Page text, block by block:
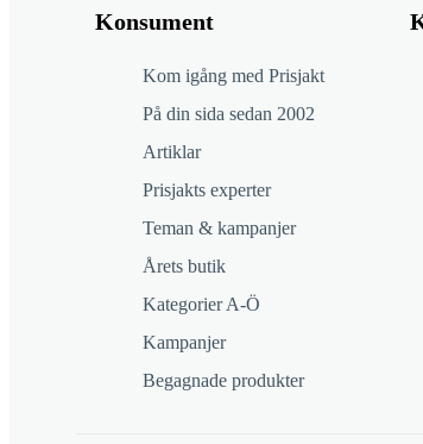
Konsument
Kom igång med Prisjakt
På din sida sedan 2002
Artiklar
Prisjakts experter
Teman & kampanjer
Årets butik
Kategorier A-Ö
Kampanjer
Begagnade produkter